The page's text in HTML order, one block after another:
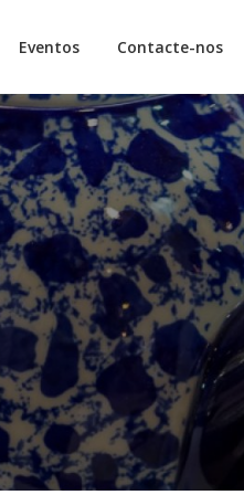
Eventos Contacte-nos